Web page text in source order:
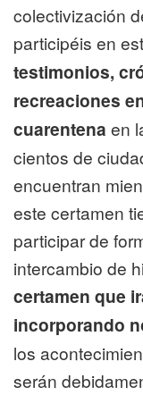
colectivización
participéis en
testimonios,
recreaciones
cuarentena en
cientos de
encuentran
este certamen
participar de
intercambio de
certamen que
incorporando
los
serán